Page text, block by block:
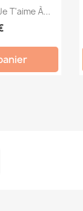
T'aime À...